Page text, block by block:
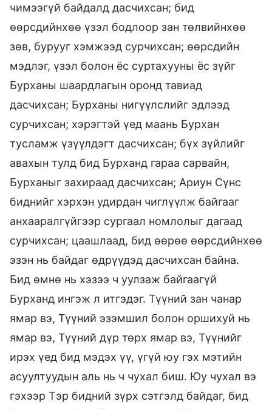
чимээгүй байдалд дасчихсан; бид
өөрсдийнхөө үзэл бодлоор зан төлвийнхөө
зөв, бурууг хэмжээд сурчихсан; өөрсдийн
мэдлэг, үзэл болон ёс суртахууны ёс зүйг
Бурханы шаардлагын оронд тавиад
дасчихсан; Бурханы нигүүлслийг эдлээд
сурчихсан; хэрэгтэй үед маань Бурхан
тусламж үзүүлдэгт дасчихсан; бүх зүйлийг
авахын тулд бид Бурханд гараа сарвайн,
Бурханыг захираад дасчихсан; Ариун Сүнс
биднийг хэрхэн удирдан чиглүүлж байгааг
анхааралгүйгээр сургаал номлолыг дагаад
сурчихсан; цаашлаад, бид өөрөө өөрсдийнхөө
эзэн нь байдаг өдрүүдэд дасчихсан байна.
Бид өмнө нь хэзээ ч уулзаж байгаагүй
Бурханд ингэж л итгэдэг. Түүний зан чанар
ямар вэ, Түүний эзэмшил болон оршихуй нь
ямар вэ, Түүний дүр төрх ямар вэ, Түүнийг
ирэх үед бид мэдэх үү, үгүй юу гэх мэтийн
асуултуудын аль нь ч чухал биш. Юу чухал вэ
гэхээр Тэр бидний зүрх сэтгэлд байдаг, бид